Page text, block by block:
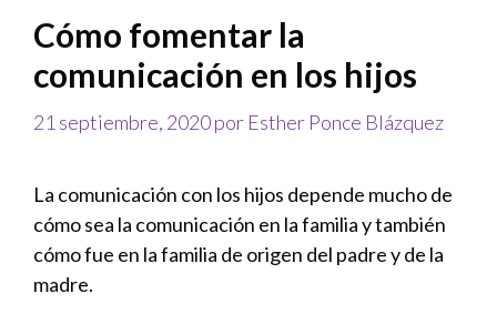
Cómo fomentar la
comunicación en los hijos
21 septiembre, 2020por Esther Ponce Blázquez
La comunicación con los hijos depende mucho de
cómo sea la comunicación en la familia y también
cómo fue en la familia de origen del padre y de la
madre.